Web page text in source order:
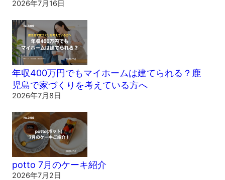
2026年7月16日
年収400万円でもマイホームは建てられる？鹿
児島で家づくりを考えている方へ
2026年7月8日
potto 7月のケーキ紹介
2026年7月2日